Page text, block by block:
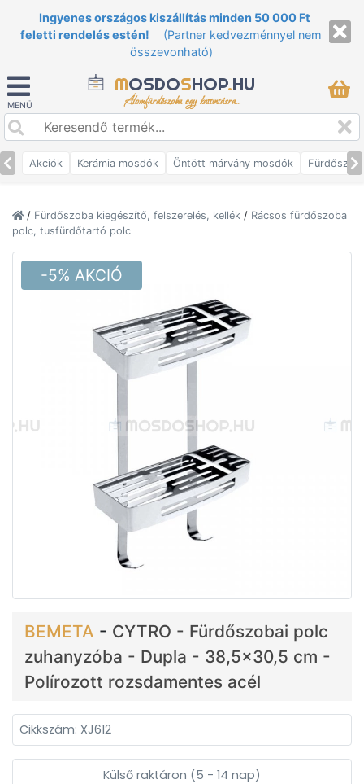
Ingyenes országos kiszállítás minden 50 000 Ft
feletti rendelés estén!
(Partner kedvezménnyel nem
összevonható)
MENÜ
MOSDOSHOP.HU
Álomfürdőszoba egy kattintásra...
Akciók Kerámia mosdók Öntött márvány mosdók
/ Fürdőszoba kiegészítő, felszerelés, kellék / Rácsos fürdőszoba
polc, tusfürdőtartó polc
-5% AKCIÓ
BEMETA - CYTRO - Fürdőszobai polc
zuhanyzóba - Dupla - 38,5x30,5 cm -
Polírozott rozsdamentes acél
Cikkszám: XJ612
Külső raktáron (5 - 14 nap)